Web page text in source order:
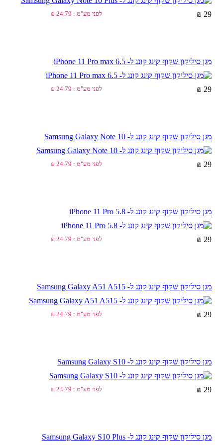
לפני מע"מ : 24.79 ₪ 29 ₪
מגן סיליקון שקוף קינג קונג ל- iPhone 11 Pro max 6.5
לפני מע"מ : 24.79 ₪ 29 ₪
מגן סיליקון שקוף קינג קונג ל- Samsung Galaxy Note 10
לפני מע"מ : 24.79 ₪ 29 ₪
מגן סיליקון שקוף קינג קונג ל- iPhone 11 Pro 5.8
לפני מע"מ : 24.79 ₪ 29 ₪
מגן סיליקון שקוף קינג קונג ל- Samsung Galaxy A51 A515
לפני מע"מ : 24.79 ₪ 29 ₪
מגן סיליקון שקוף קינג קונג ל- Samsung Galaxy S10
לפני מע"מ : 24.79 ₪ 29 ₪
מגן סיליקון שקוף קינג קונג ל- Samsung Galaxy S10 Plus